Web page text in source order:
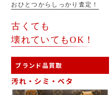
おひとつからしっかり査定！
古くても
壊れていてもOK！
ブランド品買取
汚れ・シミ・ベタ